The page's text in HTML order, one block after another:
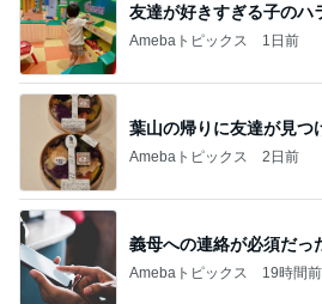
友達が好きすぎる子のハ
Amebaトピックス 1日前
葉山の帰りに友達が見つ
Amebaトピックス 2日前
義母への連絡が必須だっ
Amebaトピックス 19時間前